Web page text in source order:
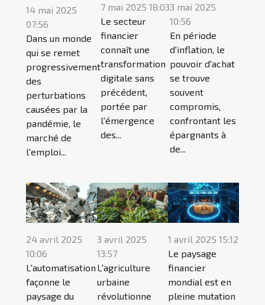
14 mai 2025
07:56
Dans un monde
qui se remet
progressivement
des
perturbations
causées par la
pandémie, le
marché de
l'emploi...
7 mai 2025 18:03
Le secteur
financier
connaît une
transformation
digitale sans
précédent,
portée par
l'émergence
des...
3 mai 2025
10:56
En période
d'inflation, le
pouvoir d'achat
se trouve
souvent
compromis,
confrontant les
épargnants à
de...
24 avril 2025
10:06
L'automatisation
façonne le
paysage du
3 avril 2025
13:57
L'agriculture
urbaine
révolutionne
1 avril 2025 15:12
Le paysage
financier
mondial est en
pleine mutation